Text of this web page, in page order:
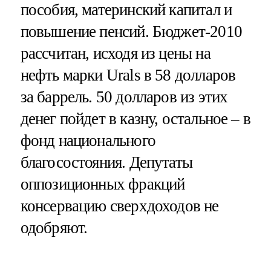
пособия, материнский капитал и
повышение пенсий. Бюджет-2010
рассчитан, исходя из цены на
нефть марки Urals в 58 долларов
за баррель. 50 долларов из этих
денег пойдет в казну, остальное – в
фонд национального
благосостояния. Депутаты
оппозиционных фракций
консервацию сверхдоходов не
одобряют.